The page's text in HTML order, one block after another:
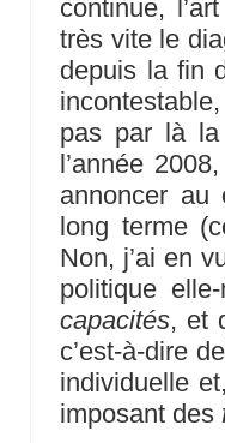
continue,
très vite le
depuis la fin
pas par là la
l’année
annoncer au
long terme
Non, j’ai en
politique
capacités, et
c’est-à-dire
individuelle
imposant des